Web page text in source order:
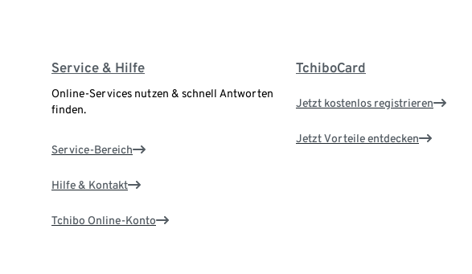
Service & Hilfe
Online-Services nutzen & schnell Antworten
finden.
Service-Bereich
Hilfe & Kontakt
Tchibo Online-Konto
TchiboCard
Jetzt kostenlos registrieren
Jetzt Vorteile entdecken